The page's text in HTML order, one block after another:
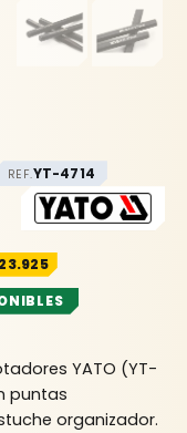
REF.YT-4714
23.925
YATO (YT-
puntas
organizador.